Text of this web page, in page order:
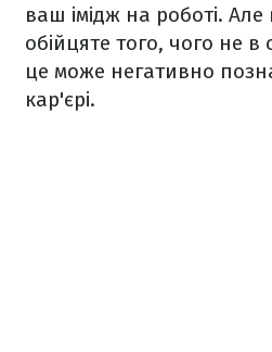
ваш імідж на роботі.
обійцяте того, чого не
це може негативно
кар'єрі.